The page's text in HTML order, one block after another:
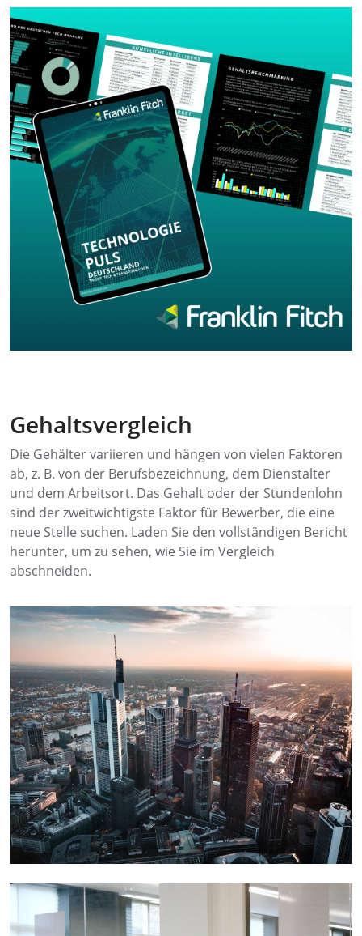
Gehaltsvergleich
Die Gehälter variieren und hängen von vielen Faktoren
ab, z. B. von der Berufsbezeichnung, dem Dienstalter
und dem Arbeitsort. Das Gehalt oder der Stundenlohn
sind der zweitwichtigste Faktor für Bewerber, die eine
neue Stelle suchen. Laden Sie den vollständigen Bericht
herunter, um zu sehen, wie Sie im Vergleich
abschneiden.